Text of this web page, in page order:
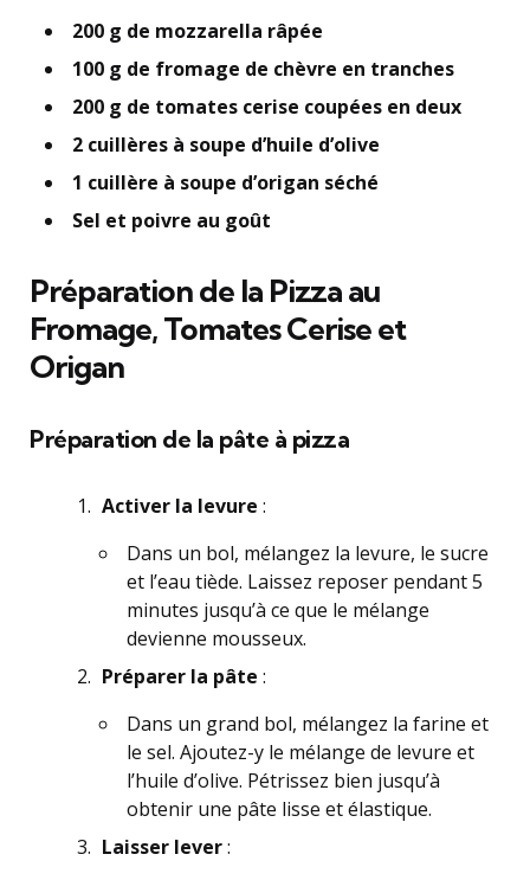
200 g de mozzarella râpée
100 g de fromage de chèvre en tranches
200 g de tomates cerise coupées en deux
2 cuillères à soupe d’huile d’olive
1 cuillère à soupe d’origan séché
Sel et poivre au goût
Préparation de la Pizza au
Fromage, Tomates Cerise et
Origan
Préparation de la pâte à pizza
Activer la levure :
Dans un bol, mélangez la levure, le sucre
et l’eau tiède. Laissez reposer pendant 5
minutes jusqu’à ce que le mélange
devienne mousseux.
Préparer la pâte :
Dans un grand bol, mélangez la farine et
le sel. Ajoutez-y le mélange de levure et
l’huile d’olive. Pétrissez bien jusqu’à
obtenir une pâte lisse et élastique.
Laisser lever: